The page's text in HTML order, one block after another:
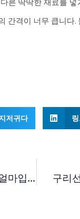
른 딱딱한 재료를
간격이 너무 큽니
저귀다
와이어 절단기의 가격은 얼마입니까? 구리